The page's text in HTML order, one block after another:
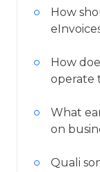
How
How
operate
What
on
Quali